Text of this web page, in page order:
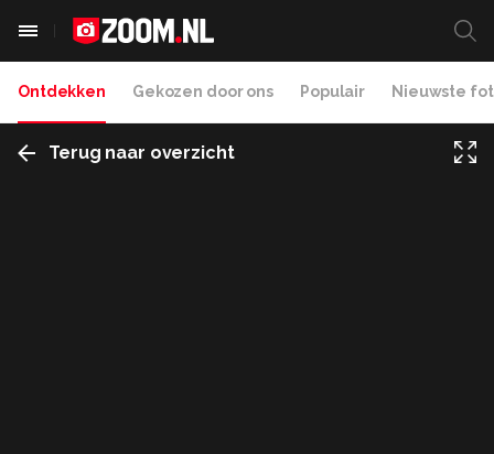
Ontdekken Gekozen door ons Populair Nieuwste
Terug naar overzicht